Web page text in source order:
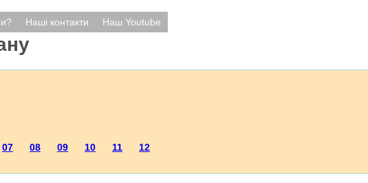
Наші контакти Наш Youtube
07 08 09 10 11 12